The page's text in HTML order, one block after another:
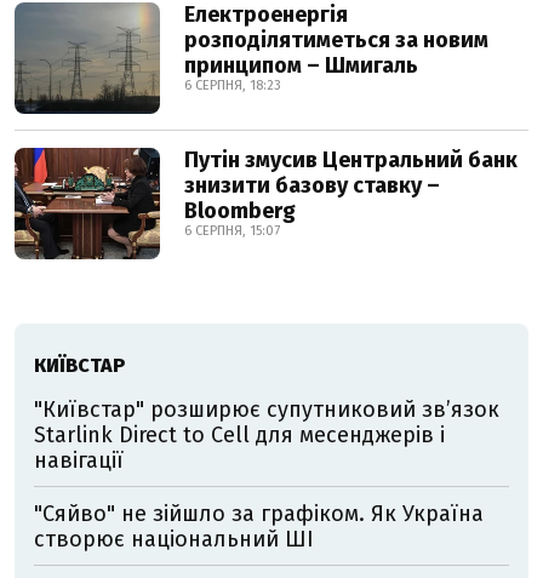
Електроенергія
розподілятиметься за новим
принципом – Шмигаль
6 СЕРПНЯ, 18:23
Путін змусив Центральний банк
знизити базову ставку –
Bloomberg
6 СЕРПНЯ, 15:07
КИЇВСТАР
"Київстар" розширює супутниковий зв’язок
Starlink Direct to Cell для месенджерів і
навігації
"Сяйво" не зійшло за графіком. Як Україна
створює національний ШІ